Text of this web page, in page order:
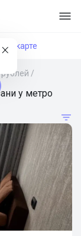
На карте
/
у метро